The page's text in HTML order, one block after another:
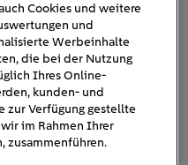
Cookies und weitere
und
Werbeinhalte
die bei der Nutzung
Ihres Online-
kunden- und
zur Verfügung gestellte
im Rahmen Ihrer
zusammenführen.